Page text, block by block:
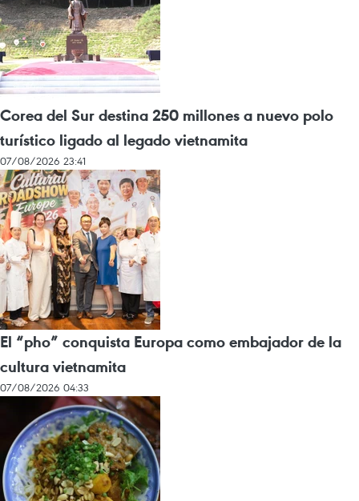
Corea del Sur destina 250 millones a nuevo polo
turístico ligado al legado vietnamita
07/08/2026 23:41
El “pho” conquista Europa como embajador de la
cultura vietnamita
07/08/2026 04:33